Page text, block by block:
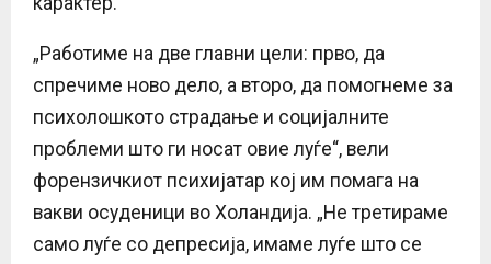
„Работиме на две главни цели: прво, да
спречиме ново дело, а второ, да помогнеме за
психолошкото страдање и социјалните
проблеми што ги носат овие луѓе“, вели
форензичкиот психијатар кој им помага на
вакви осуденици во Холандија. „Не третираме
само луѓе со депресија, имаме луѓе што се